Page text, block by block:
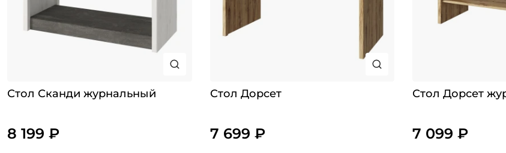
Стол Сканди журнальный
8 199 ₽
Стол Дорсет
7 699 ₽
Стол Дорсет
7 099 ₽